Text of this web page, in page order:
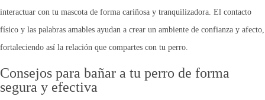
interactuar con tu mascota de forma cariñosa y tranquilizadora. El contacto
físico y las palabras amables ayudan a crear un ambiente de confianza y afecto,
fortaleciendo así la relación que compartes con tu perro.
Consejos para bañar a tu perro de forma
segura y efectiva